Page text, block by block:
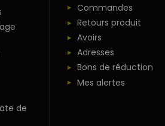
de
Commandes
Retours produit
Avoirs
Adresses
Bons de réduction
Mes alertes